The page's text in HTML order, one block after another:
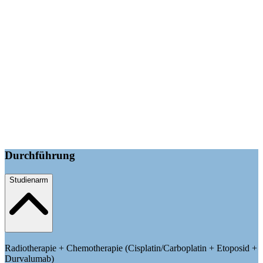
Durchführung
Studienarm
Radiotherapie + Chemotherapie (Cisplatin/Carboplatin + Etoposid +
Durvalumab)